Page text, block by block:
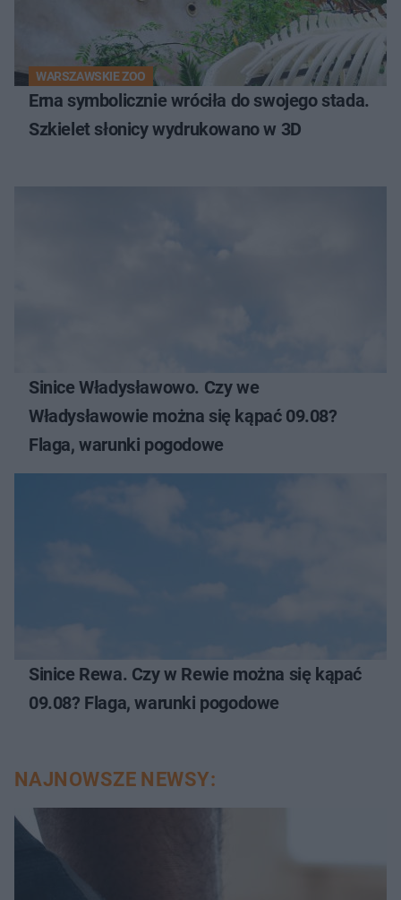
WARSZAWSKIE ZOO
Erna symbolicznie wróciła do swojego stada.
Szkielet słonicy wydrukowano w 3D
Sinice Władysławowo. Czy we
Władysławowie można się kąpać 09.08?
Flaga, warunki pogodowe
Sinice Rewa. Czy w Rewie można się kąpać
09.08? Flaga, warunki pogodowe
NAJNOWSZE NEWSY: